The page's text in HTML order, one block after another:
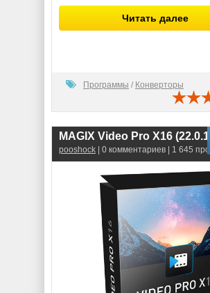
Читать далее
Программы / Конверторы
pooshock | 0 комментариев | 1 645